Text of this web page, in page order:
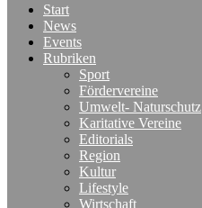
Start
News
Events
Rubriken
Sport
Fördervereine
Umwelt- Naturschutz
Karitative Vereine
Editorials
Region
Kultur
Lifestyle
Wirtschaft